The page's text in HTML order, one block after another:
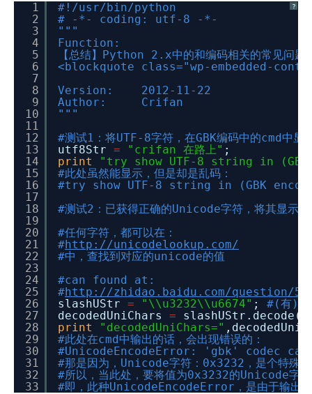
?
1
2
3
4
5
6
7
8
9
10
11
12
13
14
15
16
17
18
19
20
21
22
23
24
25
26
27
28
29
30
31
32
33
#!/usr/bin/python
# -*- coding: utf-8 -*-
"""
Function:
【总结】Python 2.x中的和编码相关的常见问题
<blockquote class="wp-embedded-
Version: 2012-11-22
Author: Crifan
"""
#测试1：将UTF-8字符，在GBK编码中的cmd中显
utf8Str = "crifan 在路上" ;
print
"try show UTF-8 string in
#此处虽然能显示，但是却是乱码：
#try show UTF-8 string in (GBK
#测试2：已获得正确的Unicode字符，将其显示在
#任何字符，都可以在：
#http://unicodelookup.com/
#中，查找到对应的unicode的值
#can found at:
#http://zhidao.baidu.com/question/
slashUStr = "\\u3232\\u6674" ; #(有)
decodedUniChars = slashUStr.decode(
print
"decodedUniChars="
#此处在cmd中输出的话，会出现错误的：
#UnicodeEncodeError: 'gbk' codec
#那是因为，Unicode字符：0x3232，是个特殊字
#所以，当此处，要将值为0x3232的Unicode字
#即，此种UnicodeEncodeError，是由于输出目